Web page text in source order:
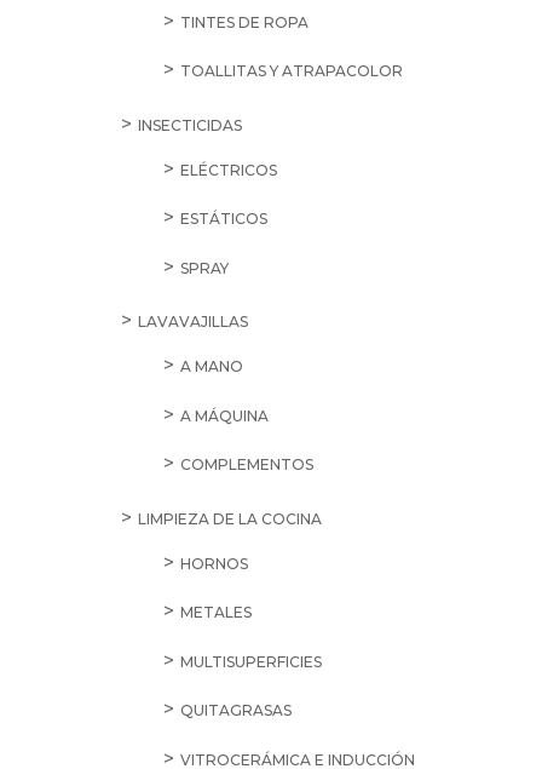
TINTES DE ROPA
TOALLITAS Y ATRAPACOLOR
INSECTICIDAS
ELÉCTRICOS
ESTÁTICOS
SPRAY
LAVAVAJILLAS
A MANO
A MÁQUINA
COMPLEMENTOS
LIMPIEZA DE LA COCINA
HORNOS
METALES
MULTISUPERFICIES
QUITAGRASAS
VITROCERÁMICA E INDUCCIÓN